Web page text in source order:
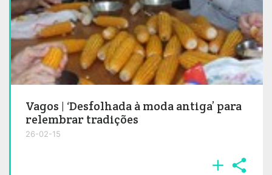
Vagos | ‘Desfolhada à moda antiga’ para
relembrar tradições
26-02-15
 